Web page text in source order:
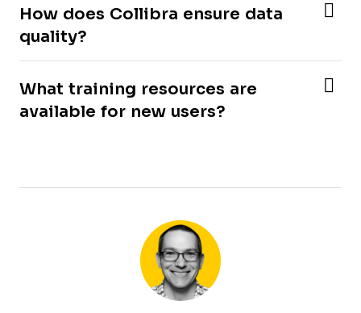
How does Collibra ensure data
quality?
What training resources are
available for new users?